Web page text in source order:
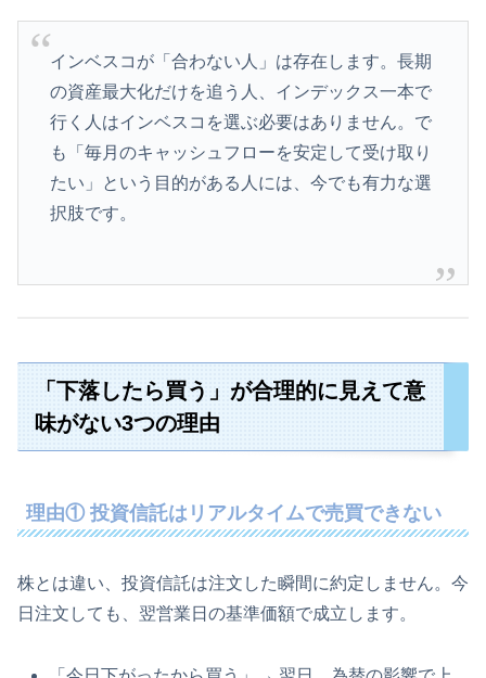
インベスコが「合わない人」は存在します。長期
の資産最大化だけを追う人、インデックス一本で
行く人はインベスコを選ぶ必要はありません。で
も「毎月のキャッシュフローを安定して受け取り
たい」という目的がある人には、今でも有力な選
択肢です。
「下落したら買う」が合理的に見えて意
味がない3つの理由
理由① 投資信託はリアルタイムで売買できない
株とは違い、投資信託は注文した瞬間に約定しません。今
日注文しても、翌営業日の基準価額で成立します。